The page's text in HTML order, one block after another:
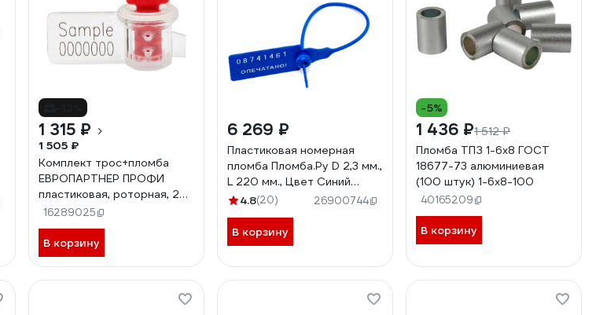
1 315 ₽
1 505 ₽
Комплект трос+пломба
ЕВРОПАРТНЕР ПРОФИ
пластиковая, роторная, 25
штук 0127 D2
16289025
В корзину
6 269 ₽
Пластиковая номерная
пломба Пломба.Ру D 2,3 мм.,
L 220 мм., Цвет Синий
1000 шт. КПП-3-1602СТ
4.8(20) 26900744
В корзину
-5%
1 436 ₽1 512 ₽
Пломба ТПЗ 1-6x8 ГОСТ
18677-73 алюминиевая
(100 штук) 1-6х8-100
40165209
В корзину